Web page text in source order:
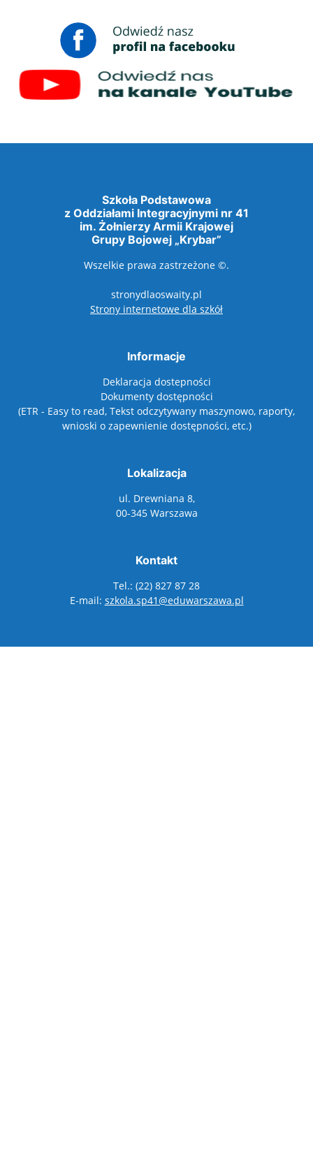
Szkoła Podstawowa
z Oddziałami Integracyjnymi nr 41
im. Żołnierzy Armii Krajowej
Grupy Bojowej „Krybar”
Wszelkie prawa zastrzeżone ©.
stronydlaoswaity.pl
Strony internetowe dla szkółotwiera się w
Informacje
Deklaracja dostepności
Dokumenty dostępności
(ETR - Easy to read, Tekst odczytywany maszynowo, raporty,
wnioski o zapewnienie dostępności, etc.)
Lokalizacja
ul. Drewniana 8,
00-345 Warszawa
Kontakt
Tel.: (22) 827 87 28
E-mail: szkola.sp41@eduwarszawa.pl